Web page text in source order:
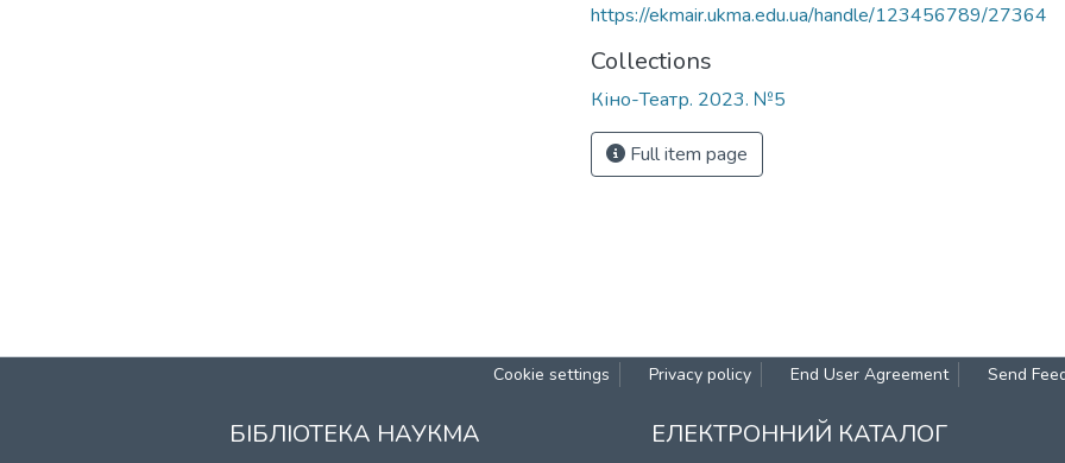
https://ekmair.ukma.edu.ua/handle/123456789/27364
Collections
Кіно-Театр. 2023. №5
Full item page
Cookie settings Privacy policy End User Agreement Send
БІБЛІОТЕКА НАУКМА ЕЛЕКТРОННИЙ КАТАЛОГ